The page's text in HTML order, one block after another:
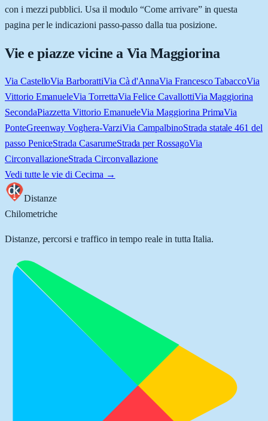
con i mezzi pubblici. Usa il modulo “Come arrivare” in questa
pagina per le indicazioni passo-passo dalla tua posizione.
Vie e piazze vicine a Via Maggiorina
Via CastelloVia BarborattiVia Cà d'AnnaVia Francesco TabaccoVia
Vittorio EmanueleVia TorrettaVia Felice CavallottiVia Maggiorina
SecondaPiazzetta Vittorio EmanueleVia Maggiorina PrimaVia
PonteGreenway Voghera-VarziVia CampalbinoStrada statale 461 del
passo PeniceStrada CasarumeStrada per RossagoVia
CirconvallazioneStrada Circonvallazione
Vedi tutte le vie di Cecima →
Distanze
Chilometriche
Distanze, percorsi e traffico in tempo reale in tutta Italia.